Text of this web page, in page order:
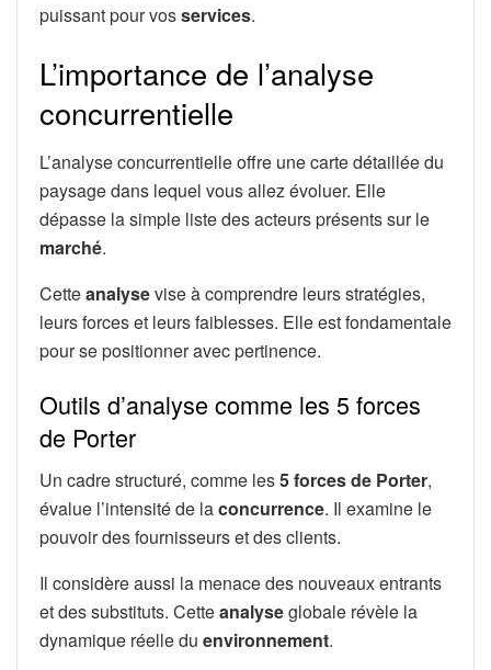
puissant pour vosservices.
L’importance de l’analyse
concurrentielle
L’analyse concurrentielle offre une carte détaillée du
paysage dans lequel vous allez évoluer. Elle
dépasse la simple liste des acteurs présents sur le
marché.
Cetteanalysevise à comprendre leurs stratégies,
leurs forces et leurs faiblesses. Elle est fondamentale
pour se positionner avec pertinence.
Outils d’analyse comme les 5 forces
de Porter
Un cadre structuré, comme les5 forces de Porter,
évalue l’intensité de laconcurrence. Il examine le
pouvoir des fournisseurs et des clients.
Il considère aussi la menace des nouveaux entrants
et des substituts. Cetteanalyseglobale révèle la
dynamique réelle du environnement.